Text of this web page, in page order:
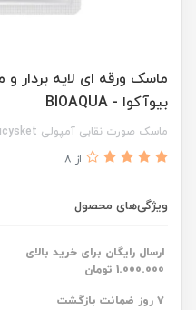
ماسک ورقه ای لایه بردار
بیوآکوا - BIOAQUA
ماسک صورت نقابی آمپولی seaucysket
از 8
ویژگی‌های محصول
ارسال رایگان برای خرید بالای
1.000.000 تومان
۷ روز ضمانت بازگشت